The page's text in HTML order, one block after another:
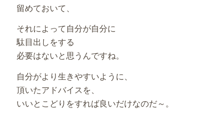
留めておいて、
それによって自分が自分に
駄目出しをする
必要はないと思うんですね。
自分がより生きやすいように、
頂いたアドバイスを、
いいとこどりをすれば良いだけなのだ～。